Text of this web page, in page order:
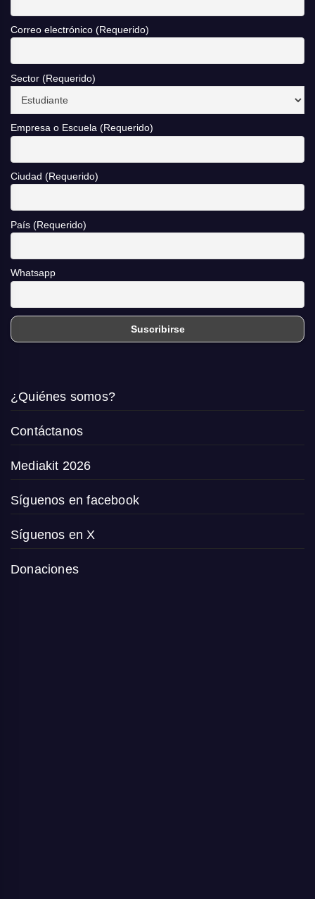
Correo electrónico (Requerido)
Sector (Requerido)
Empresa o Escuela (Requerido)
Ciudad (Requerido)
País (Requerido)
Whatsapp
¿Quiénes somos?
Contáctanos
Mediakit 2026
Síguenos en facebook
Síguenos en X
Donaciones